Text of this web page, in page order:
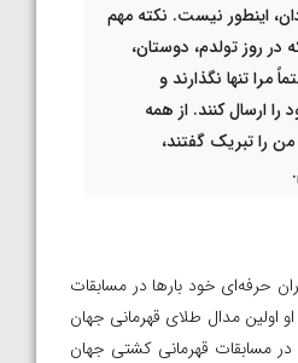
اینطور نیست. نکته مهم
روز تولدم، دوستان،
مرا تنها نگذارند و
ارسال کنند. از همه
را تبریک گفتند،
حرفه‌ای خود بار‌ها در مسابقات
اولین مدال طلای قهرمانی جهان
۶۱ کیلوگرم در مسابقات قهرمانی کشتی جهان